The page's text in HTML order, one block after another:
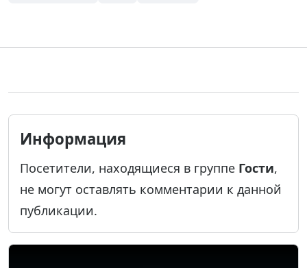
Информация
Посетители, находящиеся в группе Гости,
не могут оставлять комментарии к данной
публикации.